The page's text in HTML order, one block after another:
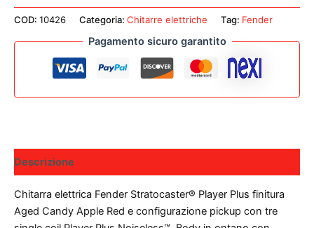
PLUS
STRATOCASTER
COD: 10426 Categoria: Chitarre elettriche Tag: Fender
Pagamento sicuro garantito
Descrizione
Chitarra elettrica Fender Stratocaster® Player Plus finitura
Aged Candy Apple Red e configurazione pickup con tre